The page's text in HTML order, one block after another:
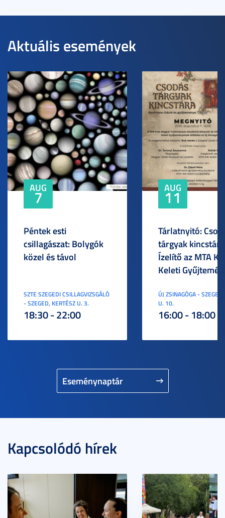
Aktuális események
Eseménynaptár
AUG
7
Péntek esti
csillagászat: Bolygók
közel és távol
SZTE SZEGEDI CSILLAGVIZSGÁLÓ
- SZEGED, KERTÉSZ U. 3.
18:30 - 22:00
AUG
11
Tárlatnyitó:
tárgyak
Ízelítő az MTA
Keleti
ÚJ ZSINAGÓGA -
U. 10.
16:00 - 18:00
Kapcsolódó hírek